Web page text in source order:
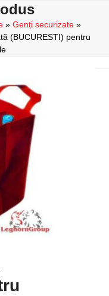
»Genți securizate »
(BUCURESTI) pentru